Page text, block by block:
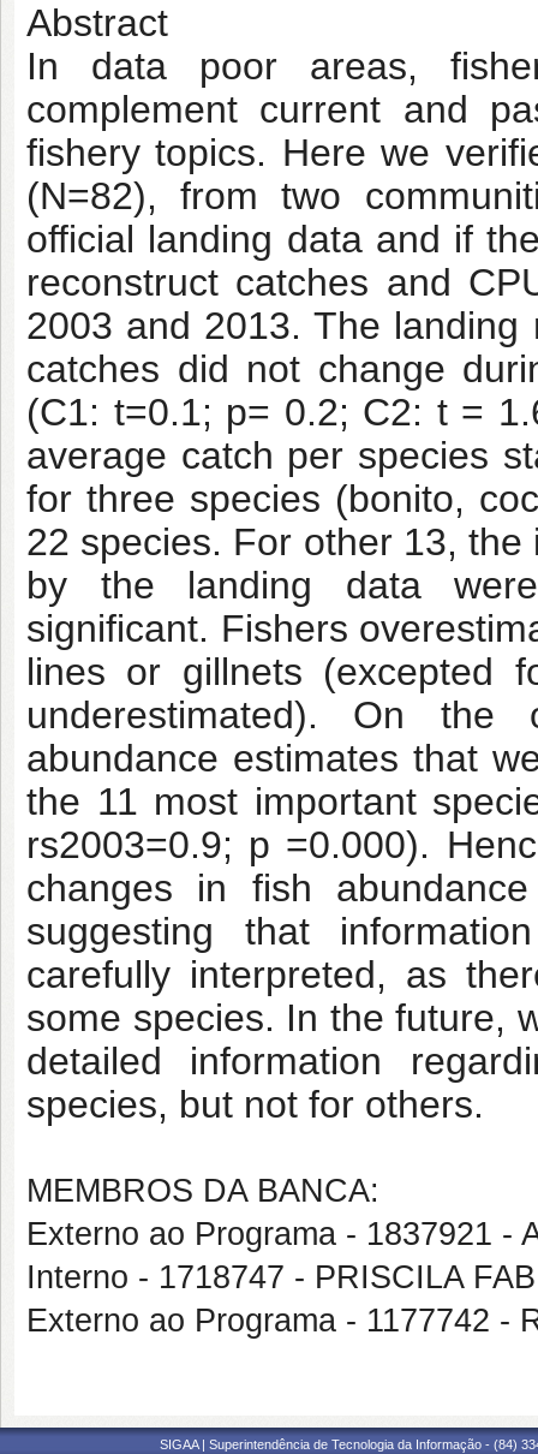
Abstract
In data poor areas,
complement current and
fishery topics. Here we
(N=82), from two
official landing data and if
reconstruct catches and
2003 and 2013. The
catches did not change
(C1: t=0.1; p= 0.2; C2: t =
average catch per species
for three species (bonito,
22 species. For other 13,
by the landing data
significant. Fishers
lines or gillnets (excepted
underestimated). On the
abundance estimates that
the 11 most important
rs2003=0.9; p =0.000).
changes in fish
suggesting that
carefully interpreted, as
some species. In the future,
detailed information
species, but not for others.
MEMBROS DA BANCA:
Externo ao Programa - 1837921 -
Interno - 1718747 - PRISCILA
Externo ao Programa - 1177742 -
SIGAA | Superintendência de Tecnologia da Informação - (84)